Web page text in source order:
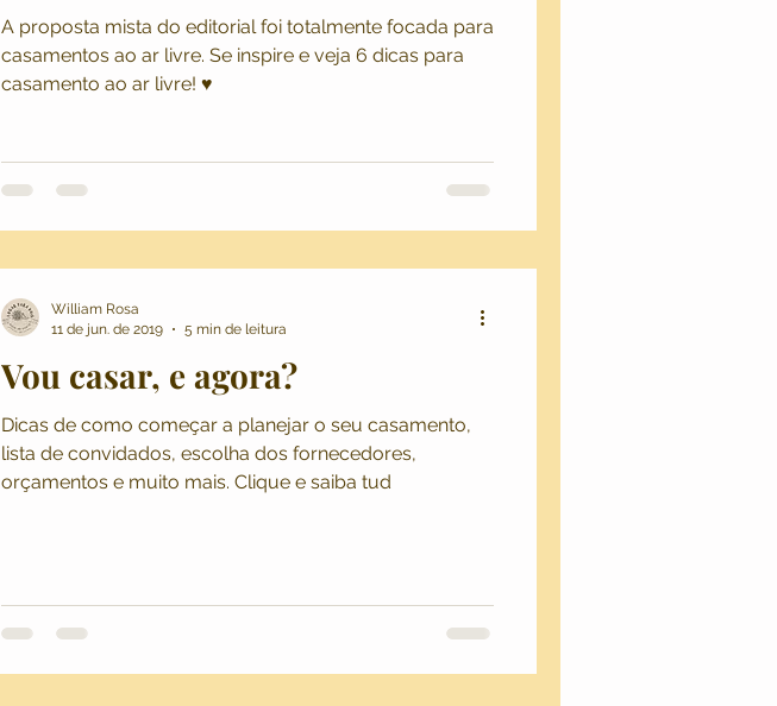
A proposta mista do editorial foi totalmente focada para
casamentos ao ar livre. Se inspire e veja 6 dicas para
casamento ao ar livre! ♥
Vou casar, e agora?
Dicas de como começar a planejar o seu casamento,
lista de convidados, escolha dos fornecedores,
orçamentos e muito mais. Clique e saiba tud
William Rosa
11 de jun. de 2019
5 min de leitura